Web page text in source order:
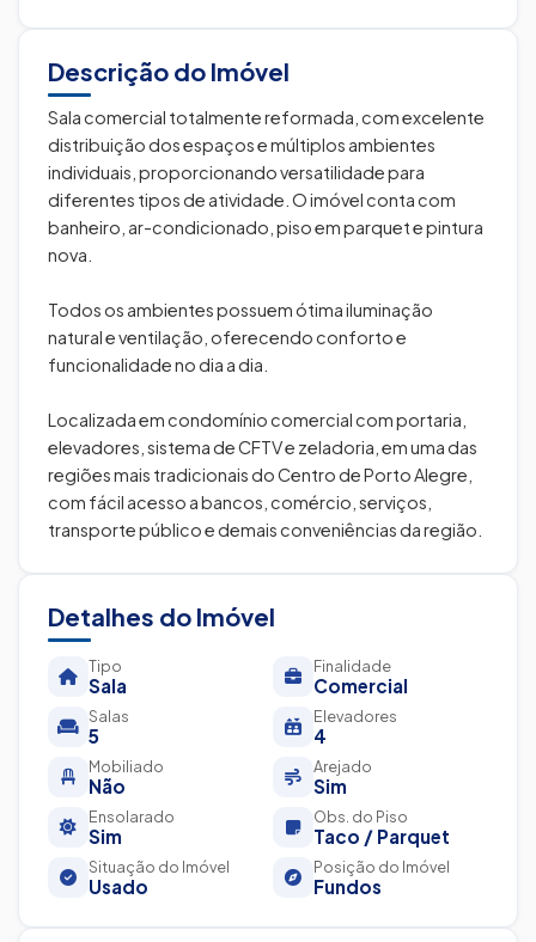
Descrição do Imóvel
Sala comercial totalmente reformada, com excelente
distribuição dos espaços e múltiplos ambientes
individuais, proporcionando versatilidade para
diferentes tipos de atividade. O imóvel conta com
banheiro, ar-condicionado, piso em parquet e pintura
nova.
Todos os ambientes possuem ótima iluminação
natural e ventilação, oferecendo conforto e
funcionalidade no dia a dia.
Localizada em condomínio comercial com portaria,
elevadores, sistema de CFTV e zeladoria, em uma das
regiões mais tradicionais do Centro de Porto Alegre,
com fácil acesso a bancos, comércio, serviços,
transporte público e demais conveniências da região.
Detalhes do Imóvel
Tipo
Sala
Finalidade
Comercial
Salas
5
Elevadores
4
Mobiliado
Não
Arejado
Sim
Ensolarado
Sim
Obs. do Piso
Taco / Parquet
Situação do Imóvel
Usado
Posição do Imóvel
Fundos